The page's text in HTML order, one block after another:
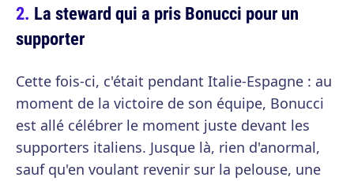
La steward qui a pris Bonucci pour un
supporter
Cette fois-ci, c'était pendant Italie-Espagne : au
moment de la victoire de son équipe, Bonucci
est allé célébrer le moment juste devant les
supporters italiens. Jusque là, rien d'anormal,
sauf qu'en voulant revenir sur la pelouse, une